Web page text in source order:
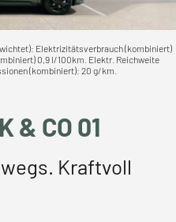
Elektrizitätsverbrauch (kombiniert)
0,9 l/100km. Elektr. Reichweite
(kombiniert): 20 g/km.
& CO 01
Kraftvoll